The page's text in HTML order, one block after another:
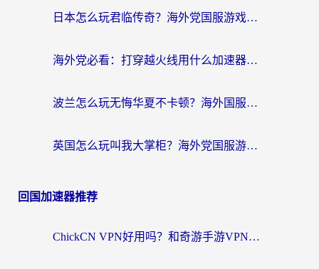
日本怎么玩君临传奇？海外党国服游戏加速避坑指南（附菲律宾欧洲玩家实测）
海外党必看：打穿越火线用什么加速器？解决延迟卡顿，还能玩奇妙拼图世界和第五人格
波兰怎么玩无悔华夏不卡顿？海外国服游戏加速器终极指南（附征途2萤火突击解决方案）
英国怎么玩叫我大掌柜？海外党国服游戏加速避坑指南（附实测推荐）
回国加速器推荐
ChickCN VPN好用吗？和奇游手游VPN对比哪个回国效果更好？海外党亲测实用指南